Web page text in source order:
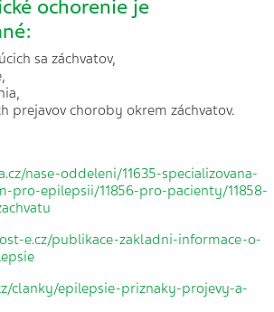
ochorenie je
sa záchvatov,
prejavov choroby okrem záchvatov.
nase-oddeleni/11635-specializovana-
pro-epilepsii/11856-pro-pacienty/11858-
e.cz/publikace-zakladni-informace-o-
clanky/epilepsie-priznaky-projevy-a-